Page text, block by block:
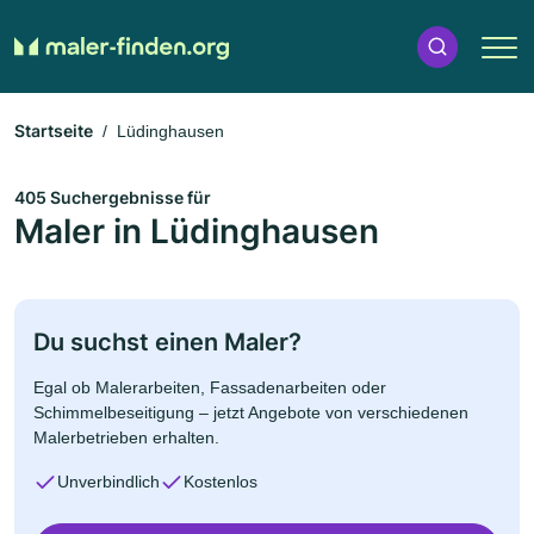
Startseite Lüdinghausen
405 Suchergebnisse für
Maler in Lüdinghausen
Du suchst einen Maler?
Egal ob Malerarbeiten, Fassadenarbeiten oder
Schimmelbeseitigung – jetzt Angebote von verschiedenen
Malerbetrieben erhalten.
Unverbindlich Kostenlos